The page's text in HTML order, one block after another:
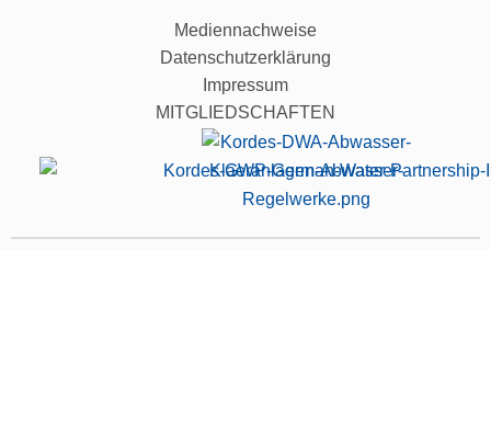
Mediennachweise
Datenschutzerklärung
Impressum
MITGLIEDSCHAFTEN